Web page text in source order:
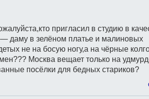
пригласил в студию в
даму в зелёном платье и малиновых
не на босую ногу,а на чёрные
Москва вещает только на
посёлки для бедных стариков?